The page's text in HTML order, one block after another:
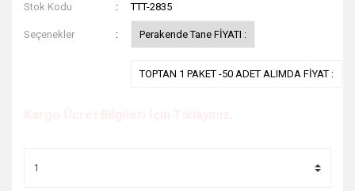
Stok Kodu
TTT-2835
Seçenekler Perakende Tane FİYATI :
TOPTAN 1 PAKET -50 ADET ALIMDA FİYAT :